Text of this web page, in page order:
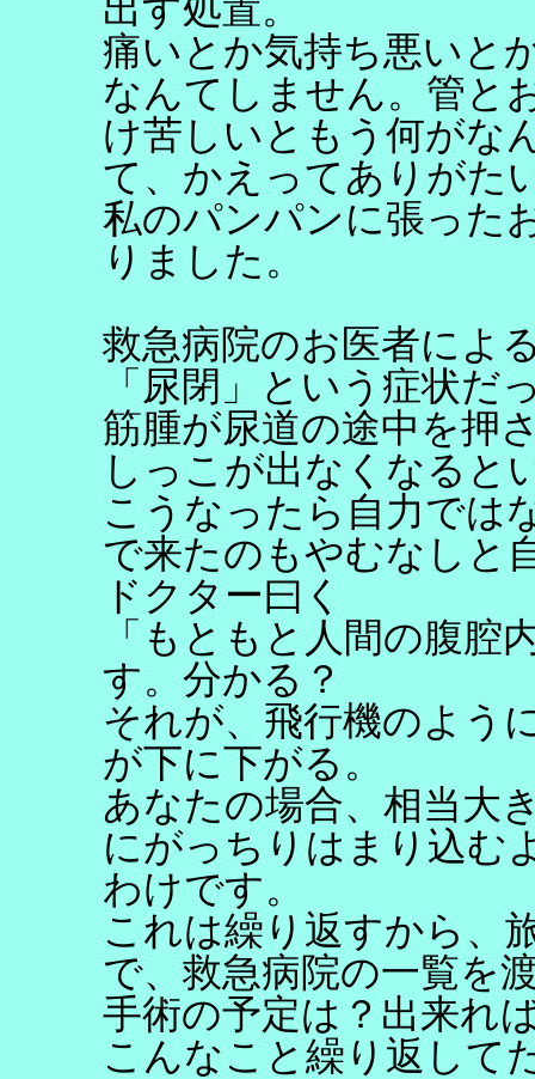
出す処置。
痛いとか気持ち悪いと
なんてしません。管と
け苦しいともう何がな
て、かえってありがた
私のパンパンに張った
りました。
救急病院のお医者によ
「尿閉」という症状だ
筋腫が尿道の途中を押
しっこが出なくなると
こうなったら自力では
で来たのもやむなしと
ドクター曰く
「もともと人間の腹腔
す。分かる？
それが、飛行機のよう
が下に下がる。
あなたの場合、相当大
にがっちりはまり込む
わけです。
これは繰り返すから、
で、救急病院の一覧を
手術の予定は？出来れ
こんなこと繰り返して